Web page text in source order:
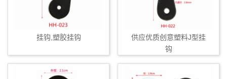
挂钩,塑胶挂钩
供应优质创意塑料J型挂
钩